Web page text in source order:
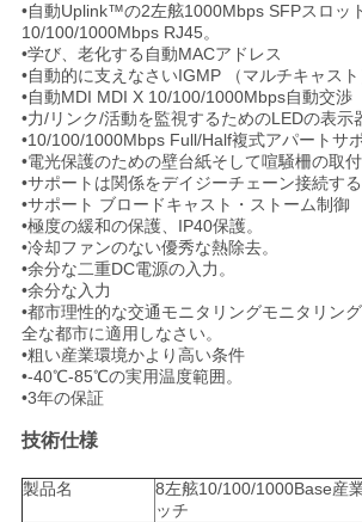
引
用
を
要
求
し
な
さ
い
地
•自動Uplink™の2左舷1000Mbps SFPスロッ
10/100/1000Mbps RJ45。
•学び、老化する自動MACアドレス
•自動的に支えなさいIGMP （マルチキャス
•自動MDI MDI X 10/100/1000Mbps自動交渉
•力/リンク/活動を監視するためのLEDの表示
•10/100/1000Mbps Full/Half複式アパートサ
•電光保護のための壁台紙そして喧騒柵の取
•サポートは関係をデイジーチェーン接続する
•サポート ブロードキャスト・ストーム制御
•極度の緩和の保護、IP40保護。
•冷却ファンのない優秀な熱除去。
•余分な二重DC電源の入力。
•余分な入力
•都市理性的な交通モニタリングモニタリン
全な都市に適用しなさい。
•粗い産業環境かより高い条件
•-40℃-85℃の実用温度範囲。
•3年の保証
技術仕様
製品名
8左舷10/100/1000Base産
ッチ